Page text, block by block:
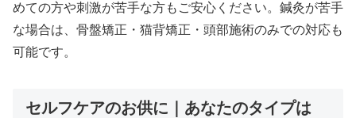
めての方や刺激が苦手な方もご安心ください。鍼灸が苦手
な場合は、骨盤矯正・猫背矯正・頭部施術のみでの対応も
可能です。
セルフケアのお供に｜あなたのタイプは